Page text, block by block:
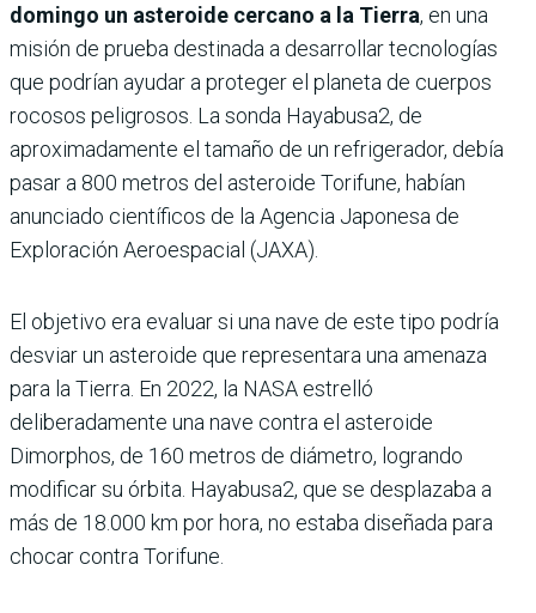
domingo un asteroide cercano a la Tierra, en una
misión de prueba destinada a desarrollar tecnologías
que podrían ayudar a proteger el planeta de cuerpos
rocosos peligrosos. La sonda Hayabusa2, de
aproximadamente el tamaño de un refrigerador, debía
pasar a 800 metros del asteroide Torifune, habían
anunciado científicos de la Agencia Japonesa de
Exploración Aeroespacial (JAXA).
El objetivo era evaluar si una nave de este tipo podría
desviar un asteroide que representara una amenaza
para la Tierra. En 2022, la NASA estrelló
deliberadamente una nave contra el asteroide
Dimorphos, de 160 metros de diámetro, logrando
modificar su órbita. Hayabusa2, que se desplazaba a
más de 18.000 km por hora, no estaba diseñada para
chocar contra Torifune.